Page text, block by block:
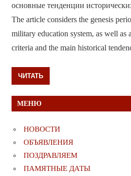
основные тенденции
The article considers the genesis
military education system, as well as
criteria and the main historical
ЧИТАТЬ
МЕНЮ
НОВОСТИ
ОБЪЯВЛЕНИЯ
ПОЗДРАВЛЯЕМ
ПАМЯТНЫЕ ДАТЫ